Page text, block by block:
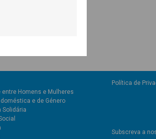
entre Homens e Mulheres
e de Género
Solidária
Política de
Subscreva a